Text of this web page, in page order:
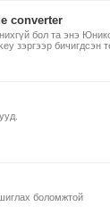
converter
бол та энэ
зэргээр бичигдсэн
боломжтой